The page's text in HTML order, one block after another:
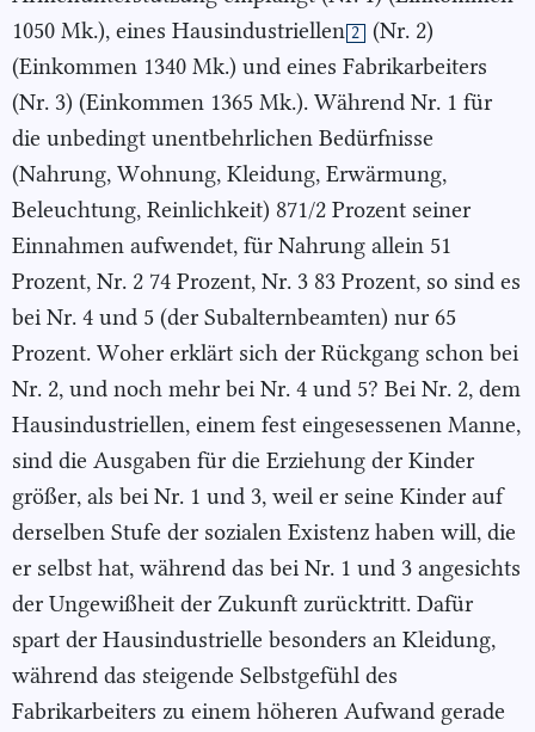
1050 Mk.), eines Hausindustriellen 2
(Nr. 2)
(Einkommen 1340 Mk.) und eines Fabrikarbeiters
(Nr. 3) (Einkommen 1365 Mk.). Während Nr. 1 für
die unbedingt unentbehrlichen Bedürfnisse
(Nahrung, Wohnung, Kleidung, Erwärmung,
Beleuchtung, Reinlichkeit) 871/2 Prozent seiner
Einnahmen aufwendet, für Nahrung allein 51
Prozent, Nr. 2 74 Prozent, Nr. 3 83 Prozent, so sind es
bei Nr. 4 und 5 (der Subalternbeamten) nur 65
Prozent. Woher erklärt sich der Rückgang schon bei
Nr. 2, und noch mehr bei Nr. 4 und 5? Bei Nr. 2, dem
Hausindustriellen, einem fest eingesessenen Manne,
sind die Ausgaben für die Erziehung der Kinder
größer, als bei Nr. 1 und 3, weil er seine Kinder auf
derselben Stufe der sozialen Existenz haben will, die
er selbst hat, während das bei Nr. 1 und 3 angesichts
der Ungewißheit der Zukunft zurücktritt. Dafür
spart der Hausindustrielle besonders an Kleidung,
während das steigende Selbstgefühl des
Fabrikarbeiters zu einem höheren Aufwand gerade